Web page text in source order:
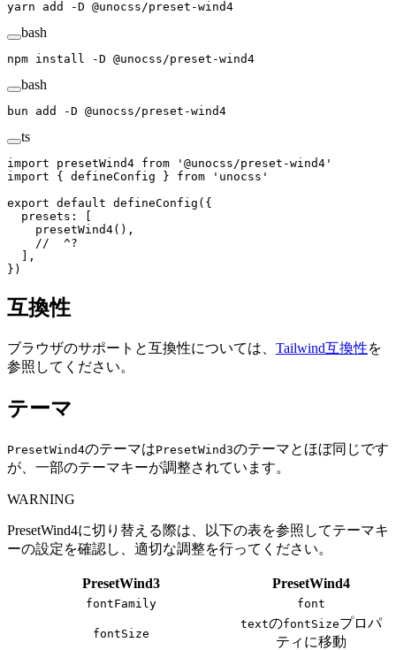
yarn add -D @unocss/preset-wind4
bash
npm install -D @unocss/preset-wind4
bash
bun add -D @unocss/preset-wind4
ts
import presetWind4 from ' @unocss/preset-wind4 '
import { defineConfig } from ' unocss '
export default defineConfig ({
  presets
: [
    presetWind4
(),
    //  ^?
  ],
})
互換性
ブラウザのサポートと互換性については、 Tailwind互換性を
参照してください。
テーマ
PresetWind4のテーマはPresetWind3のテーマとほぼ同じです
が、一部のテーマキーが調整されています。
WARNING
PresetWind4に切り替える際は、以下の表を参照してテーマキ
ーの設定を確認し、適切な調整を行ってください。
PresetWind3 PresetWind4
fontFamily font
fontSize
textのfontSizeプロパ
ティに移動